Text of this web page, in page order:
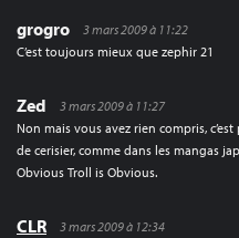
grogro
3 mars 2009 à 11:22
C’est toujours mieux que zephir 21
Zed
3 mars 2009 à 11:27
Non mais vous avez rien compris,
de cerisier, comme dans les mangas
Obvious Troll is Obvious.
CLR
3 mars 2009 à 12:34